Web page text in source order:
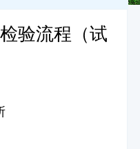
验流程（试